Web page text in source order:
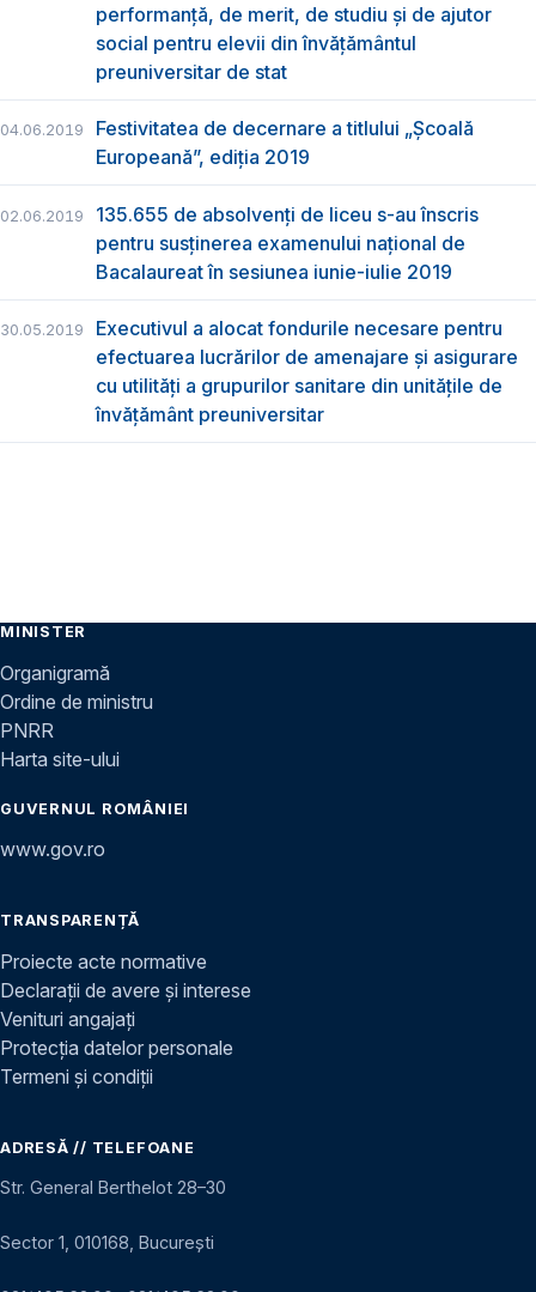
performanță, de merit, de studiu și de ajutor
social pentru elevii din învățământul
preuniversitar de stat
04.06.2019
Festivitatea de decernare a titlului „Şcoală
Europeană”, ediția 2019
02.06.2019
135.655 de absolvenţi de liceu s-au înscris
pentru susţinerea examenului naţional de
Bacalaureat în sesiunea iunie-iulie 2019
30.05.2019
Executivul a alocat fondurile necesare pentru
efectuarea lucrărilor de amenajare și asigurare
cu utilități a grupurilor sanitare din unitățile de
învățământ preuniversitar
MINISTER
Organigramă
Ordine de ministru
PNRR
Harta site-ului
GUVERNUL ROMÂNIEI
www.gov.ro
TRANSPARENȚĂ
Proiecte acte normative
Declarații de avere și interese
Venituri angajați
Protecția datelor personale
Termeni și condiții
ADRESĂ // TELEFOANE
Str. General Berthelot 28–30
Sector 1, 010168, București